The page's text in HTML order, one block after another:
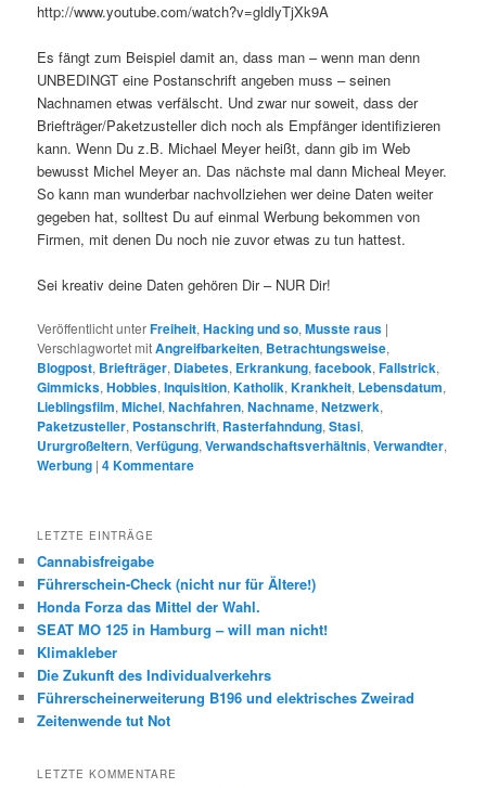
http://www.youtube.com/watch?v=gldlyTjXk9A
Es fängt zum Beispiel damit an, dass man – wenn man denn
UNBEDINGT eine Postanschrift angeben muss – seinen
Nachnamen etwas verfälscht. Und zwar nur soweit, dass der
Briefträger/Paketzusteller dich noch als Empfänger identifizieren
kann. Wenn Du z.B. Michael Meyer heißt, dann gib im Web
bewusst Michel Meyer an. Das nächste mal dann Micheal Meyer.
So kann man wunderbar nachvollziehen wer deine Daten weiter
gegeben hat, solltest Du auf einmal Werbung bekommen von
Firmen, mit denen Du noch nie zuvor etwas zu tun hattest.
Sei kreativ deine Daten gehören Dir – NUR Dir!
Veröffentlicht unterFreiheit,Hacking und so,Musste raus |
Verschlagwortet mitAngreifbarkeiten, Betrachtungsweise,
Blogpost, Briefträger, Diabetes, Erkrankung,facebook,Fallstrick,
Gimmicks,Hobbies,Inquisition,Katholik,Krankheit, Lebensdatum,
Lieblingsfilm,Michel,Nachfahren,Nachname,Netzwerk,
Paketzusteller, Postanschrift, Rasterfahndung,Stasi,
Ururgroßeltern,Verfügung,Verwandschaftsverhältnis,Verwandter,
Werbung |4Kommentare
LETZTE EINTRÄGE
Cannabisfreigabe
Führerschein-Check (nicht nur für Ältere!)
Honda Forza das Mittel der Wahl.
SEAT MO 125 in Hamburg – will man nicht!
Klimakleber
Die Zukunft des Individualverkehrs
Führerscheinerweiterung B196 und elektrisches Zweirad
Zeitenwende tut Not
LETZTE KOMMENTARE